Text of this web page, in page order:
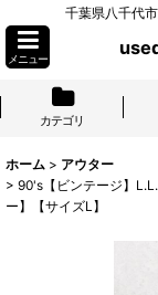
千葉県八千代
メニュー
カテゴリ
ホーム > アウター
> 90's【ビンテージ】
ー】【サイズL】